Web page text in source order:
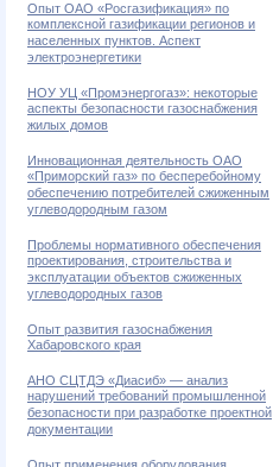
Опыт ОАО «Росгазификация» по
комплексной газификации регионов и
населенных пунктов. Аспект
электроэнергетики
НОУ УЦ «Промэнергогаз»: некоторые
аспекты безопасности газоснабжения
жилых домов
Инновационная деятельность ОАО
«Приморский газ» по бесперебойному
обеспечению потребителей сжиженным
углеводородным газом
Проблемы нормативного обеспечения
проектирования, строительства и
эксплуатации объектов сжиженных
углеводородных газов
Опыт развития газоснабжения
Хабаровского края
АНО СЦТДЭ «Диасиб» — анализ
нарушений требований промышленной
безопасности при разработке проектной
документации